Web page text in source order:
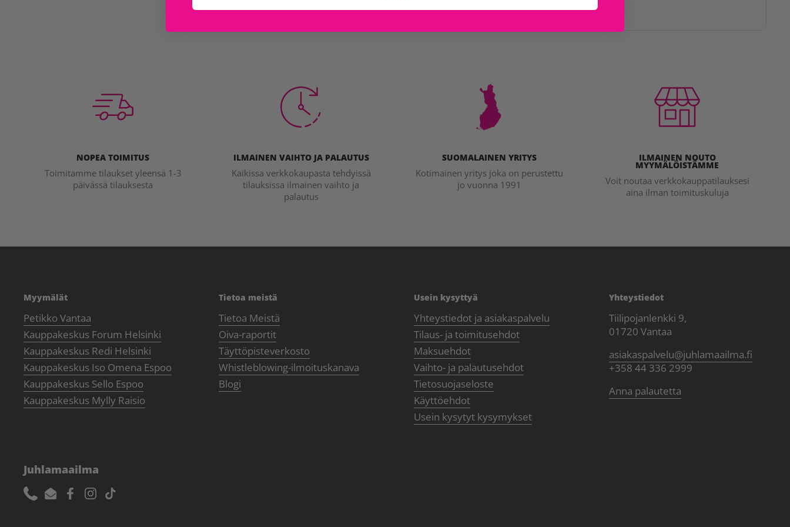
Tarkista saatavuus muissa myymälöissä
NOPEA TOIMITUS
Toimitamme tilaukset yleensä 1-3
päivässä tilauksesta
ILMAINEN VAIHTO JA PALAUTUS
Kaikissa verkkokaupasta tehdyissä
tilauksissa ilmainen vaihto ja
palautus
SUOMALAINEN YRITYS
Kotimainen yritys joka on perustettu
jo vuonna 1991
ILMAINEN NOUTO
MYYMÄLÖISTÄMME
Voit noutaa verkkokauppatilauksesi
aina ilman toimituskuluja
Myymälät
Petikko Vantaa
Kauppakeskus Forum Helsinki
Kauppakeskus Redi Helsinki
Kauppakeskus Iso Omena Espoo
Kauppakeskus Sello Espoo
Kauppakeskus Mylly Raisio
Tietoa meistä
Tietoa Meistä
Oiva-raportit
Täyttöpisteverkosto
Whistleblowing-ilmoituskanava
Blogi
Usein kysyttyä
Yhteystiedot ja asiakaspalvelu
Tilaus- ja toimitusehdot
Maksuehdot
Vaihto- ja palautusehdot
Tietosuojaseloste
Käyttöehdot
Usein kysytyt kysymykset
Yhteystiedot
Tiilipojanlenkki 9,
01720 Vantaa
asiakaspalvelu@juhlamaailma.fi
+358 44 336 2999
Anna palautetta
Juhlamaailma
PhoneEmailFacebook
Instagram
TikTok